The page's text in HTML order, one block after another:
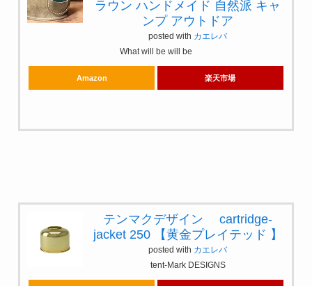
ラウン ハンドメイド 自然派 キャ
ンプ アウトドア
posted with カエレバ
What will be will be
Amazon 楽天市場
テンマクデザイン cartridge-
jacket 250 【黄金プレイテッド 】
posted with カエレバ
tent-Mark DESIGNS